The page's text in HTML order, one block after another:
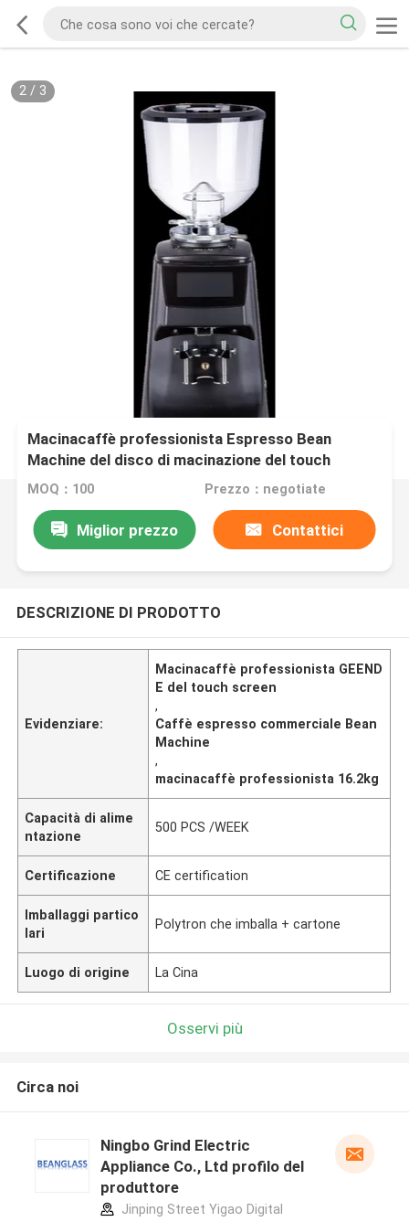
2/ 3
Macinacaffè professionista Espresso Bean
Machine del disco di macinazione del touch
screen
MOQ：100 Prezzo：negotiate
Miglior prezzo Contattici
DESCRIZIONE DI PRODOTTO
Evidenziare:
Macinacaffè professionista GEEND
E del touch screen
,
Caffè espresso commerciale Bean
Machine
,
macinacaffè professionista 16.2kg
Capacità di alime
ntazione
500 PCS /WEEK
Certificazione CE certification
Imballaggi partico
lari
Polytron che imballa + cartone
Luogo di origine La Cina
Osservi più
Circa noi
Ningbo Grind Electric
Appliance Co., Ltd profilo del
produttore
Jinping Street Yigao Digital